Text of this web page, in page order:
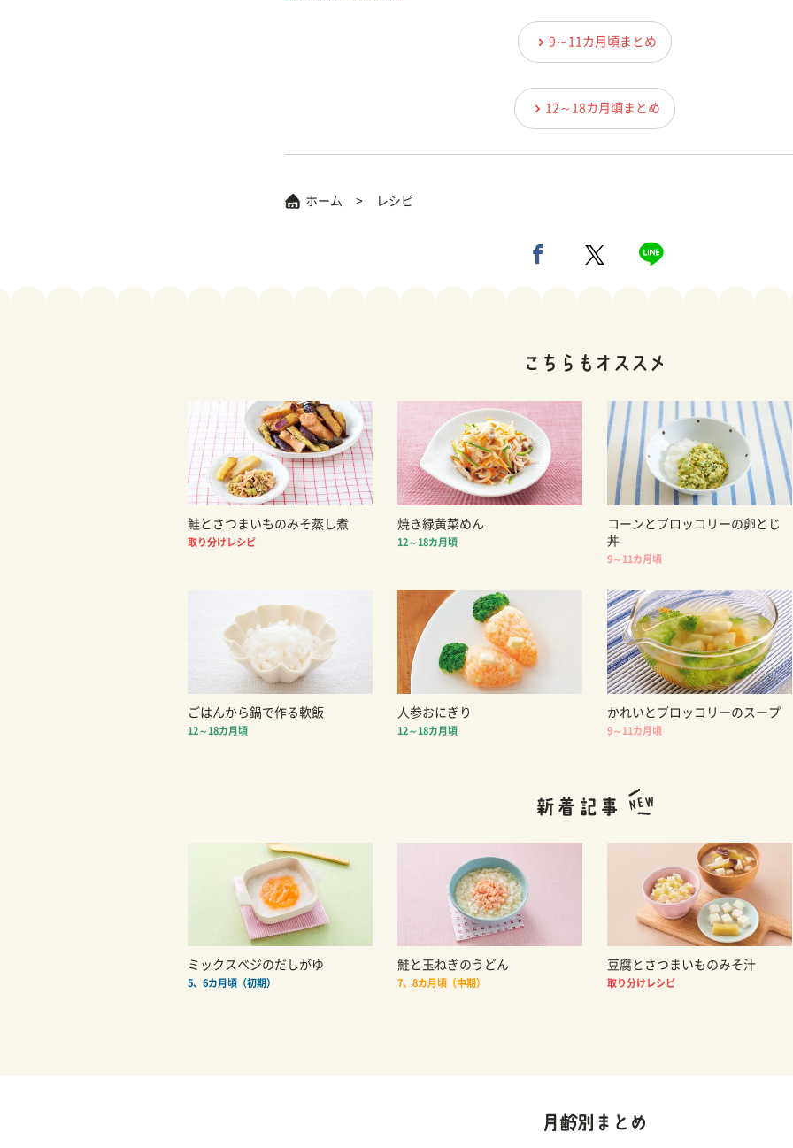
9～11カ月頃まとめ
12～18カ月頃まとめ
ホーム レシピ
鮭とさつまいものみそ蒸し煮
取り分けレシピ
焼き緑黄菜めん
12～18カ月頃
コーンとブロッコリーの卵とじ
丼
9～11カ月頃
ごはんから鍋で作る軟飯
12～18カ月頃
人参おにぎり
12～18カ月頃
かれいとブロッコリーのスープ
9～11カ月頃
ミックスベジのだしがゆ
5、6カ月頃（初期）
鮭と玉ねぎのうどん
7、8カ月頃（中期）
豆腐とさつまいものみそ汁
取り分けレシピ